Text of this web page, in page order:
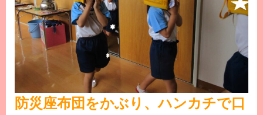
防災座布団をかぶり、ハンカチで口